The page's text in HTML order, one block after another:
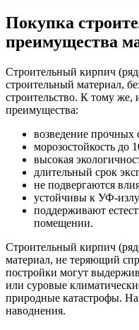
Покупка
преимущества
Строительный кирпич
строительный материал,
строительство. К тому
преимущества:
возведение прочных
морозостойкость до
высокая
длительный срок
не подвергаются
устойчивы к УФ-
поддерживают
помещении.
Строительный кирпич
материал, не теряющий
постройки могут
или суровые
природные катастрофы.
наводнения.